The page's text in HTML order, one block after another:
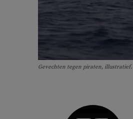
Gevechten tegen piraten, illustratief.